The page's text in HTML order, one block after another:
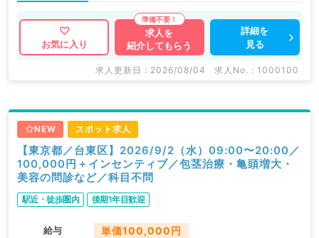
お気に入り
求人を
紹介してもらう
詳細を
見る
求人更新日 : 2026/08/04 求人No. : 1000100
NEW スポット求人
【東京都／台東区】2026/9/2（水）09:00〜20:00／
100,000円＋インセンティブ／包茎治療・亀頭増大・
美容の問診など／科目不問
駅近・徒歩圏内 後期1年目歓迎
給与 単価100,000円